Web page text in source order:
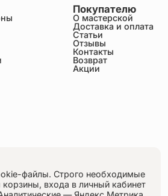
Покупателю
О мастерской
Доставка и оплата
Статьи
Отзывы
Контакты
Возврат
Акции
персональных данных
файлы. Строго необходимые
входа в личный кабинет